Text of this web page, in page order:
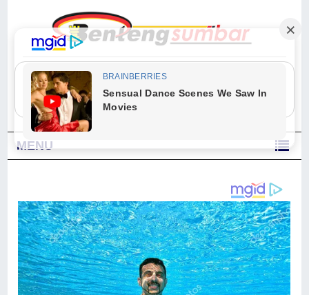
"Sesungguhnya Allah dan para malaikat-Nya berselawat untuk Nabi.
Wahai orang-orang yang beriman, berselawatlah kamu untuk Nabi dan
ucapkanlah salam dengan penuh penghormatan kepadanya." (Qs. Al
Ahzab Ayat 56)
MENU